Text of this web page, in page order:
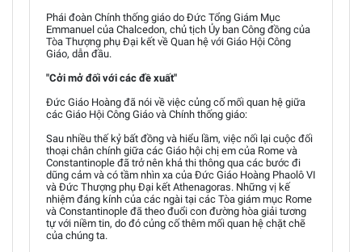
Phái đoàn Chính thống giáo do Đức Tổng Giám Mục
Emmanuel của Chalcedon, chủ tịch Ủy ban Công đồng của
Tòa Thượng phụ Đại kết về Quan hệ với Giáo Hội Công
Giáo, dẫn đầu.
"Cởi mở đối với các đề xuất"
Đức Giáo Hoàng đã nói về việc củng cố mối quan hệ giữa
các Giáo Hội Công Giáo và Chính thống giáo:
Sau nhiều thế kỷ bất đồng và hiểu lầm, việc nối lại cuộc đối
thoại chân chính giữa các Giáo hội chị em của Rome và
Constantinople đã trở nên khả thi thông qua các bước đi
dũng cảm và có tầm nhìn xa của Đức Giáo Hoàng Phaolô VI
và Đức Thượng phụ Đại kết Athenagoras. Những vị kế
nhiệm đáng kính của các ngài tại các Tòa giám mục Rome
và Constantinople đã theo đuổi con đường hòa giải tương
tự với niềm tin, do đó củng cố thêm mối quan hệ chặt chẽ
của chúng ta.